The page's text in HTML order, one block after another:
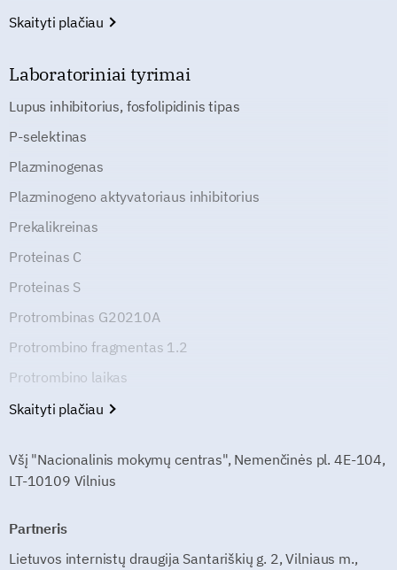
Skaityti plačiau
Laboratoriniai tyrimai
Lupus inhibitorius, fosfolipidinis tipas
P-selektinas
Plazminogenas
Plazminogeno aktyvatoriaus inhibitorius
Prekalikreinas
Proteinas C
Proteinas S
Protrombinas G20210A
Protrombino fragmentas 1.2
Protrombino laikas
Skaityti plačiau
Všį "Nacionalinis mokymų centras", Nemenčinės pl. 4E-104,
LT-10109 Vilnius
Partneris
Lietuvos internistų draugija Santariškių g. 2, Vilniaus m.,